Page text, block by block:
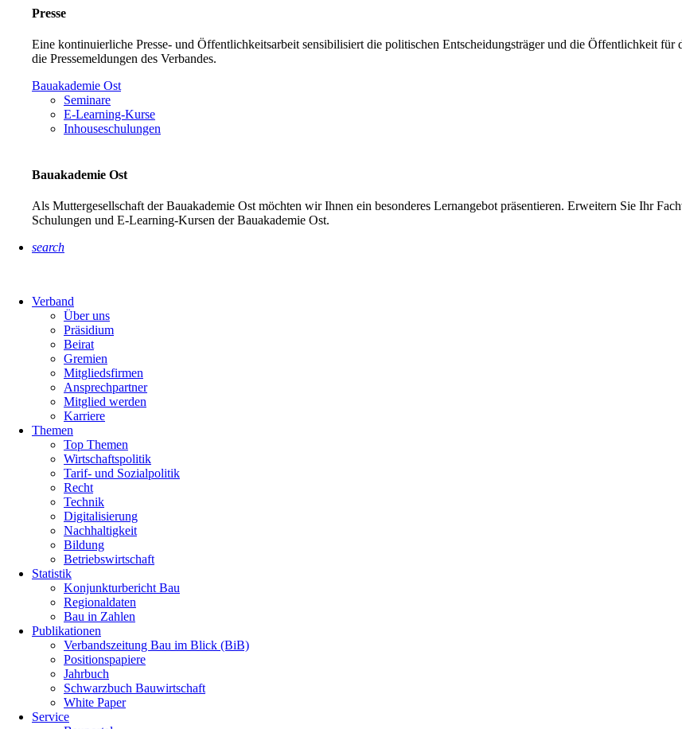
Presse
Eine kontinuierliche Presse- und Öffentlichkeitsarbeit sensibilisiert die politischen Entscheidungsträger und die Öffentlichkeit
die Pressemeldungen des Verbandes.
Bauakademie Ost
Seminare
E-Learning-Kurse
Inhouseschulungen
Bauakademie Ost
Als Muttergesellschaft der Bauakademie Ost möchten wir Ihnen ein besonderes Lernangebot präsentieren. Erweitern Sie Ihr
Schulungen und E-Learning-Kursen der Bauakademie Ost.
search
Verband
Über uns
Präsidium
Beirat
Gremien
Mitgliedsfirmen
Ansprechpartner
Mitglied werden
Karriere
Themen
Top Themen
Wirtschaftspolitik
Tarif- und Sozialpolitik
Recht
Technik
Digitalisierung
Nachhaltigkeit
Bildung
Betriebswirtschaft
Statistik
Konjunkturbericht Bau
Regionaldaten
Bau in Zahlen
Publikationen
Verbandszeitung Bau im Blick (BiB)
Positionspapiere
Jahrbuch
Schwarzbuch Bauwirtschaft
White Paper
Service